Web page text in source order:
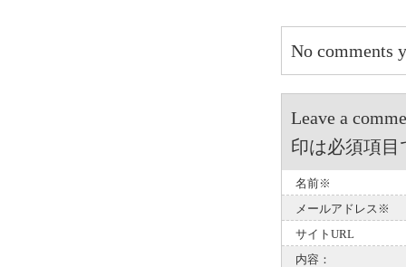
No comments
Leave a
印は必須項目
名前※
メールアドレス※
サイトURL
内容：